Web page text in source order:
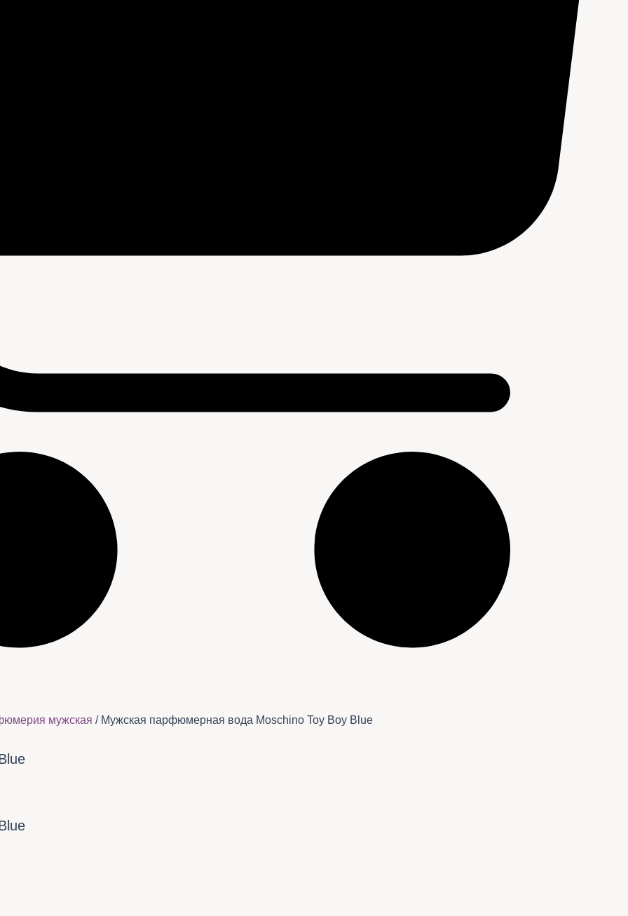
мужская / Мужская парфюмерная вода Moschino Toy Boy Blue